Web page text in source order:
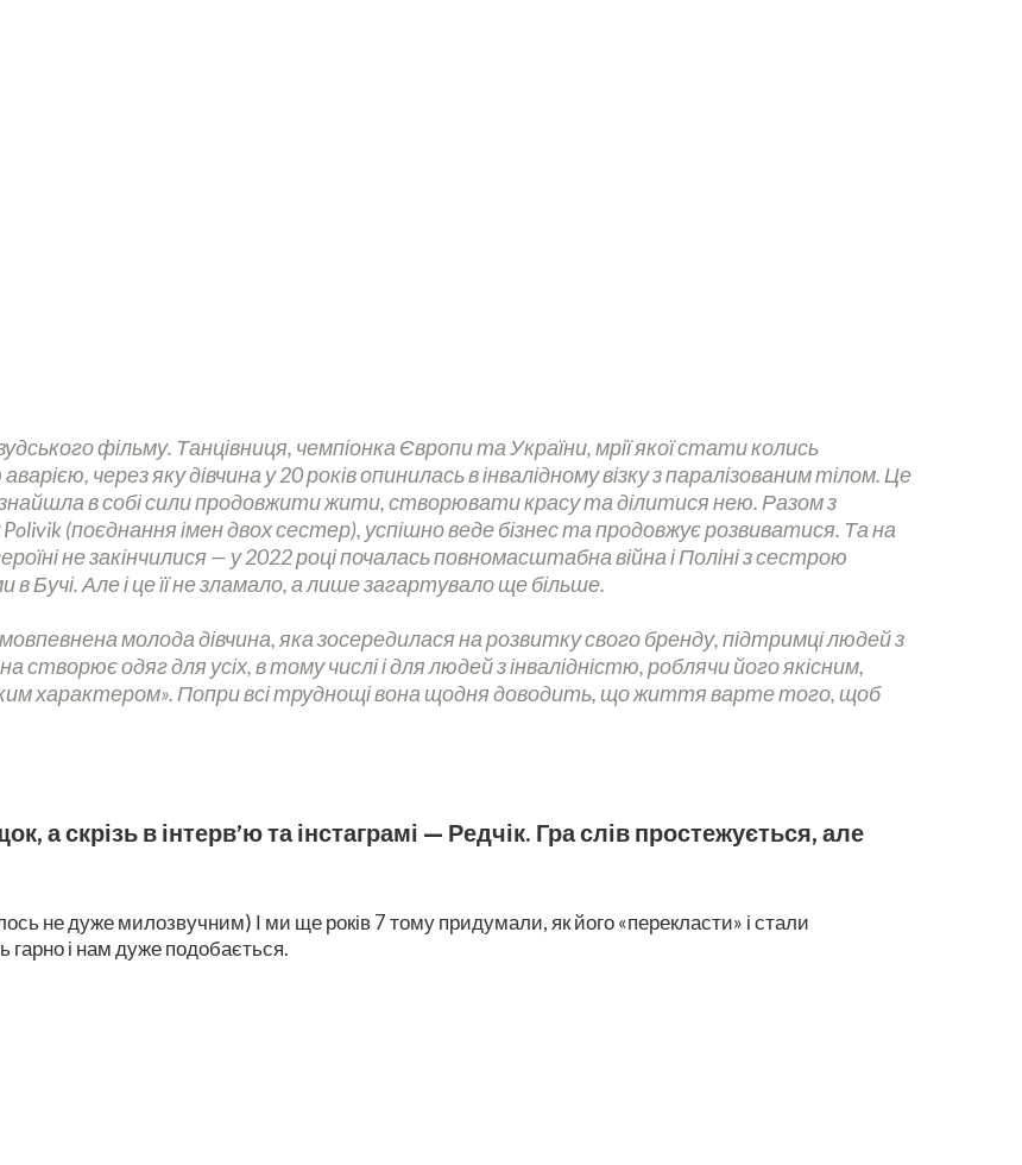
фільму. Танцівниця, чемпіонка Європи та України, мрії якої стати колись
через яку дівчина у 20 років опинилась в інвалідному візку з паралізованим тілом. Це
в собі сили продовжити жити, створювати красу та ділитися нею. Разом з
(поєднання імен двох сестер), успішно веде бізнес та продовжує розвиватися. Та на
не закінчилися — у 2022 році почалась повномасштабна війна і Поліні з сестрою
в Бучі. Але і це її не зламало, а лише загартувало ще більше.
молода дівчина, яка зосередилася на розвитку свого бренду, підтримці людей з
створює одяг для усіх, в тому числі і для людей з інвалідністю, роблячи його якісним,
характером». Попри всі труднощі вона щодня доводить, що життя варте того, щоб
а скрізь в інтерв’ю та інстаграмі — Редчік. Гра слів простежується, але
не дуже милозвучним) І ми ще років 7 тому придумали, як його «перекласти» і стали
гарно і нам дуже подобається.